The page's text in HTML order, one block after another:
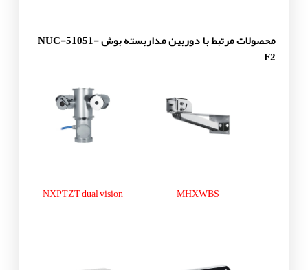
محصولات مرتبط با دوربین مداربسته بوش NUC-51051-
F2
MHXWBS
NXPTZT dual vision